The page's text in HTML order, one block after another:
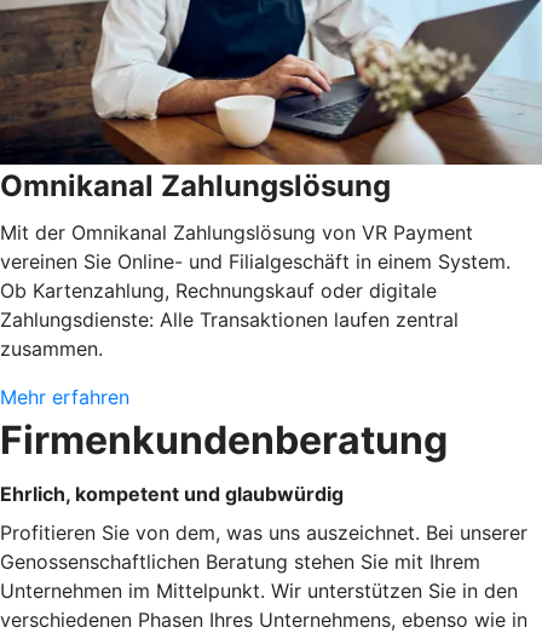
Omnikanal Zahlungslösung
Mit der Omnikanal Zahlungslösung von VR Payment
vereinen Sie Online- und Filialgeschäft in einem System.
Ob Kartenzahlung, Rechnungskauf oder digitale
Zahlungsdienste: Alle Transaktionen laufen zentral
zusammen.
Mehr erfahren
Firmenkundenberatung
Ehrlich, kompetent und glaubwürdig
Profitieren Sie von dem, was uns auszeichnet. Bei unserer
Genossenschaftlichen Beratung stehen Sie mit Ihrem
Unternehmen im Mittelpunkt. Wir unterstützen Sie in den
verschiedenen Phasen Ihres Unternehmens, ebenso wie in